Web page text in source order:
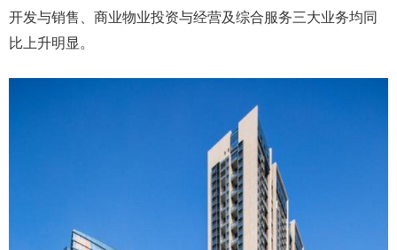
开发与销售、商业物业投资与经营及综合服务三大业务均同
比上升明显。